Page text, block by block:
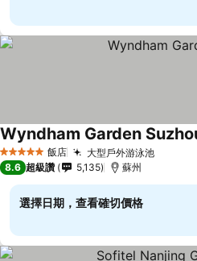
5 星級 飯店 大型戶外游泳池
Wyndham Garden
8.6 超級讚 5,135 蘇州
選擇日期，查看確切價格